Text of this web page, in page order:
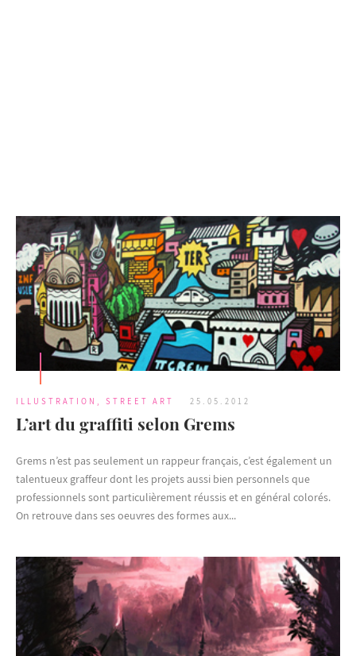
ILLUSTRATION , STREET ART 25.05.2012
L’art du graffiti selon Grems
Grems n’est pas seulement un rappeur français, c’est également un
talentueux graffeur dont les projets aussi bien personnels que
professionnels sont particulièrement réussis et en général colorés.
On retrouve dans ses oeuvres des formes aux...